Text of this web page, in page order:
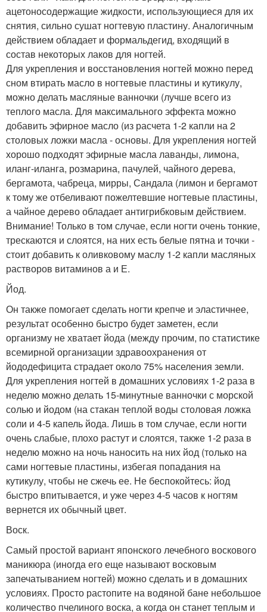
ацетоносодержащие жидкости, использующиеся для их
снятия, сильно сушат ногтевую пластину. Аналогичным
действием обладает и формальдегид, входящий в
состав некоторых лаков для ногтей.
Для укрепления и восстановления ногтей можно перед
сном втирать масло в ногтевые пластины и кутикулу,
можно делать масляные ванночки (лучше всего из
теплого масла. Для максимального эффекта можно
добавить эфирное масло (из расчета 1-2 капли на 2
столовых ложки масла - основы. Для укрепления ногтей
хорошо подходят эфирные масла лаванды, лимона,
иланг-иланга, розмарина, пачулей, чайного дерева,
бергамота, чабреца, мирры, Сандала (лимон и бергамот
к тому же отбеливают пожелтевшие ногтевые пластины,
а чайное дерево обладает антигрибковым действием.
Внимание! Только в том случае, если ногти очень тонкие,
трескаются и слоятся, на них есть белые пятна и точки -
стоит добавить к оливковому маслу 1-2 капли масляных
растворов витаминов а и Е.
Йод.
Он также помогает сделать ногти крепче и эластичнее,
результат особенно быстро будет заметен, если
организму не хватает йода (между прочим, по статистике
всемирной организации здравоохранения от
йододефицита страдает около 75% населения земли.
Для укрепления ногтей в домашних условиях 1-2 раза в
неделю можно делать 15-минутные ванночки с морской
солью и йодом (на стакан теплой воды столовая ложка
соли и 4-5 капель йода. Лишь в том случае, если ногти
очень слабые, плохо растут и слоятся, также 1-2 раза в
неделю можно на ночь наносить на них йод (только на
сами ногтевые пластины, избегая попадания на
кутикулу, чтобы не сжечь ее. Не беспокойтесь: йод
быстро впитывается, и уже через 4-5 часов к ногтям
вернется их обычный цвет.
Воск.
Самый простой вариант японского лечебного воскового
маникюра (иногда его еще называют восковым
запечатыванием ногтей) можно сделать и в домашних
условиях. Просто растопите на водяной бане небольшое
количество пчелиного воска, а когда он станет теплым и